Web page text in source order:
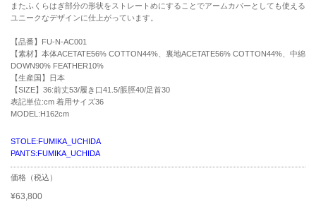
またふくらはぎ部分の形状をストレートめにすることでアームカバーとしても使える
ユニークなデザインに仕上がっています。
【品番】FU-N-AC001
【素材】本体ACETATE56% COTTON44%、裏地ACETATE56% COTTON44%、中綿
DOWN90% FEATHER10%
【生産国】日本
【SIZE】36:前丈53/履き口41.5/脹脛40/足首30
表記単位:cm 着用サイズ36
MODEL:H162cm
STOLE:FUMIKA_UCHIDA
PANTS:FUMIKA_UCHIDA
R
e
g
価格（税込）
S
¥63,800